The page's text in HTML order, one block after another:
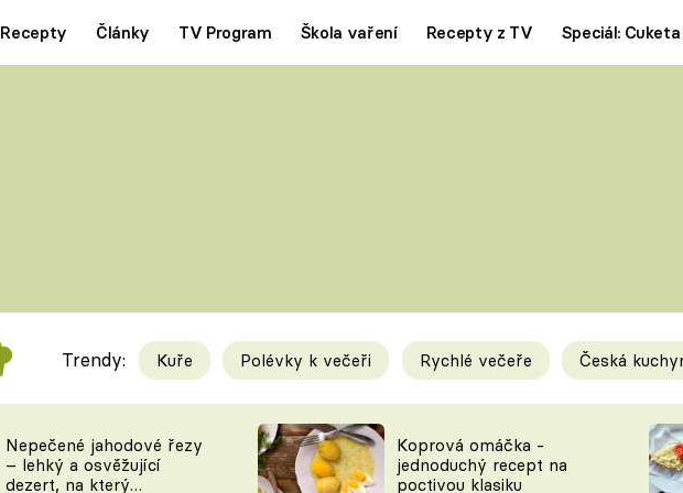
Recepty Články TV Program Škola vaření Recepty z TV Speciál: Cuketa
Videorecepty
TEĎ VAŘÍ ŠÉF!
Tipy a triky
KAM ZA JÍDLEM
Trendy: Kuře Polévky k večeři Rychlé večeře Česká
Nepečené jahodové řezy
– lehký a osvěžující
dezert, na který
Koprová omáčka -
jednoduchý recept na
poctivou klasiku